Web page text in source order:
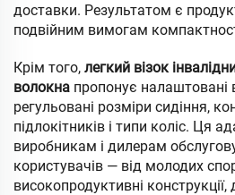
доставки. Результатом є
подвійним вимогам
Крім того, легкий візок
волокна пропонує
регульовані розміри сидіння,
підлокітників і типи коліс. Ця
виробникам і дилерам
користувачів — від молодих
високопродуктивні